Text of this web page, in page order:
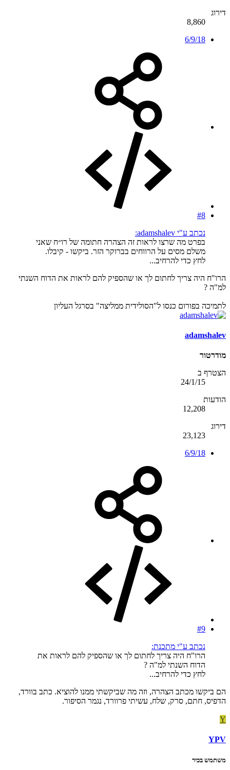
דירוג
8,860
6/9/18
#8
נכתב ע"י adamshalev:
בפרט מה שרצו לראות זה הצהרה חתומה של רו״ח שאני
משלם מסים על הרווחים בברוקר הזר. ביקשו - קיבלו.
לחץ כדי להרחיב...
הרו"ח היה צריך לחתום לך או שהספיק להם לראות את הדוח השנתי
למ"ה ?
לתמיכה בפורום כנסו ל"הסולידית ממליצה" בסרגל העליון
adamshalev
מודרטור
הצטרף ב
24/1/15
הודעות
12,208
דירוג
23,123
6/9/18
#9
נכתב ע"י מתכנת:
הרו"ח היה צריך לחתום לך או שהספיק להם לראות את
הדוח השנתי למ"ה ?
לחץ כדי להרחיב...
הם ביקשו מכתב הצהרה, וזה מה שביקשתי ממנו להוציא. כתב בוורד,
הדפיס, חתם, סרק, שלח, עשיתי פרוורד, נגמר הסיפור.
Y
YPV
משתמש בכיר